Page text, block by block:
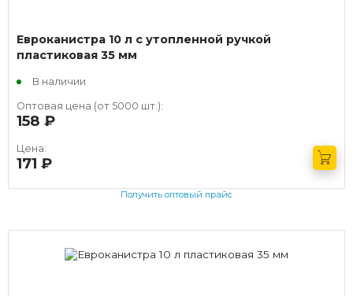
Евроканистра 10 л с утопленной ручкой
пластиковая 35 мм
В наличии
Оптовая цена (от 5000 шт.):
158
Цена:
171
Получить оптовый прайс